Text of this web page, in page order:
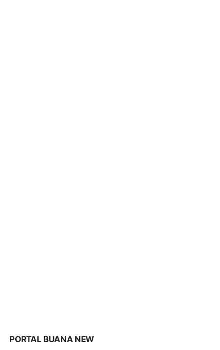
PORTAL BUANA NEW